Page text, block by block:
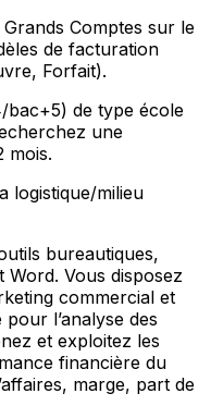
Comptes sur le
de facturation
Forfait).
de type école
une
mois.
logistique/milieu
bureautiques,
Vous disposez
commercial et
l’analyse des
et exploitez les
financière du
marge, part de